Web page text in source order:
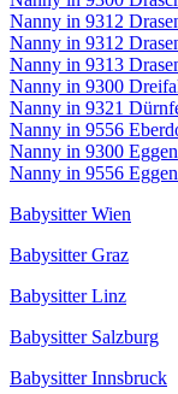
Nanny in 9312
Nanny in 9312
Nanny in 9313
Nanny in 9300
Nanny in 9321
Nanny in 9556
Nanny in 9300 Eggen
Nanny in 9556
Babysitter Wien
Babysitter Graz
Babysitter Linz
Babysitter Salzburg
Babysitter Innsbruck